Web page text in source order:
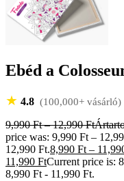
Ebéd a
★ 4.8 (100,000+ vásárló)
9,990Ft – 12,990Ft
price was: 9,990 Ft –
12,990 Ft.8,990 Ft –
11,990 FtCurrent price is:
8,990 Ft - 11,990 Ft.